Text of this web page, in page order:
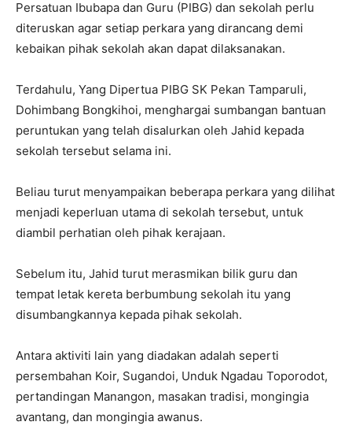
Persatuan Ibubapa dan Guru (PIBG) dan sekolah perlu
diteruskan agar setiap perkara yang dirancang demi
kebaikan pihak sekolah akan dapat dilaksanakan.
Terdahulu, Yang Dipertua PIBG SK Pekan Tamparuli,
Dohimbang Bongkihoi, menghargai sumbangan bantuan
peruntukan yang telah disalurkan oleh Jahid kepada
sekolah tersebut selama ini.
Beliau turut menyampaikan beberapa perkara yang dilihat
menjadi keperluan utama di sekolah tersebut, untuk
diambil perhatian oleh pihak kerajaan.
Sebelum itu, Jahid turut merasmikan bilik guru dan
tempat letak kereta berbumbung sekolah itu yang
disumbangkannya kepada pihak sekolah.
Antara aktiviti lain yang diadakan adalah seperti
persembahan Koir, Sugandoi, Unduk Ngadau Toporodot,
pertandingan Manangon, masakan tradisi, mongingia
avantang, dan mongingia awanus.